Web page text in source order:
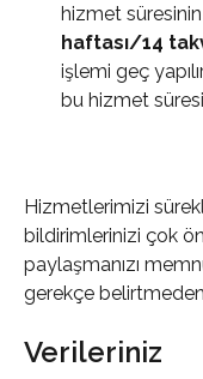
hizmet
haftası/14
işlemi geç
bu hizmet
Hizmetlerimizi
bildirimlerinizi çok
paylaşmanızı
gerekçe
Verileriniz